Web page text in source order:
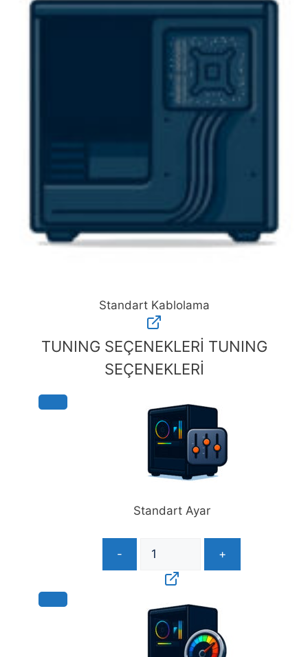
Standart Kablolama
KablolamaTUNING SEÇENEKLERİ TUNING
SEÇENEKLERİ
Standart Ayar
- +